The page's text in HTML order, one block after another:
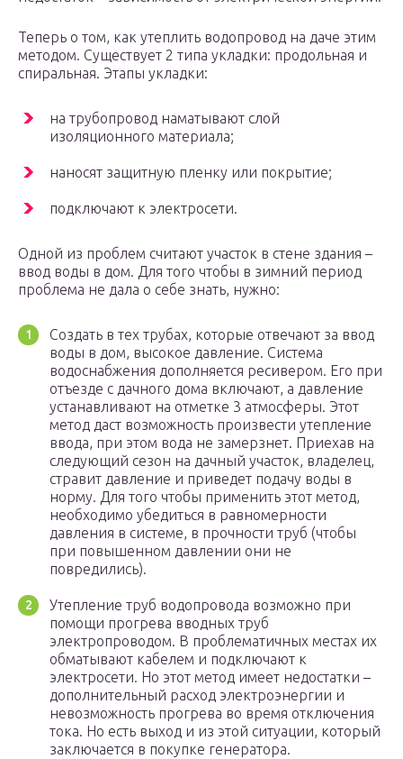
Теперь о том, как утеплить водопровод на даче этим
методом. Существует 2 типа укладки: продольная и
спиральная. Этапы укладки:
на трубопровод наматывают слой
изоляционного материала;
наносят защитную пленку или покрытие;
подключают к электросети.
Одной из проблем считают участок в стене здания –
ввод воды в дом. Для того чтобы в зимний период
проблема не дала о себе знать, нужно:
Создать в тех трубах, которые отвечают за ввод
воды в дом, высокое давление. Система
водоснабжения дополняется ресивером. Его при
отъезде с дачного дома включают, а давление
устанавливают на отметке 3 атмосферы. Этот
метод даст возможность произвести утепление
ввода, при этом вода не замерзнет. Приехав на
следующий сезон на дачный участок, владелец,
стравит давление и приведет подачу воды в
норму. Для того чтобы применить этот метод,
необходимо убедиться в равномерности
давления в системе, в прочности труб (чтобы
при повышенном давлении они не
повредились).
Утепление труб водопровода возможно при
помощи прогрева вводных труб
электропроводом. В проблематичных местах их
обматывают кабелем и подключают к
электросети. Но этот метод имеет недостатки –
дополнительный расход электроэнергии и
невозможность прогрева во время отключения
тока. Но есть выход и из этой ситуации, который
заключается в покупке генератора.